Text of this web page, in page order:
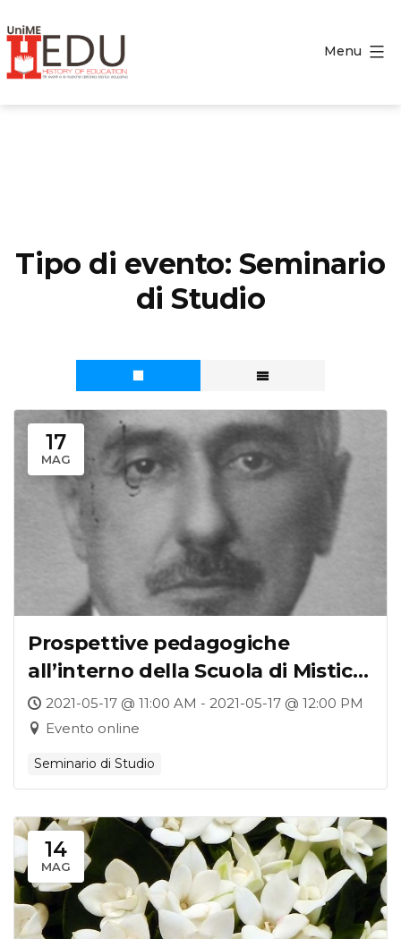
al
contenuto
Menu
Tipo di evento: Seminario
di Studio
17
MAG
Prospettive pedagogiche
all’interno della Scuola di Mistica
fascista
2021-05-17 @ 11:00 AM - 2021-05-17 @ 12:00 PM
Evento online
Seminario di Studio
14
MAG